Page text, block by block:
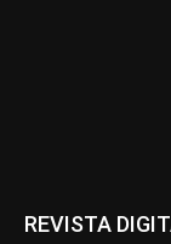
REVISTA